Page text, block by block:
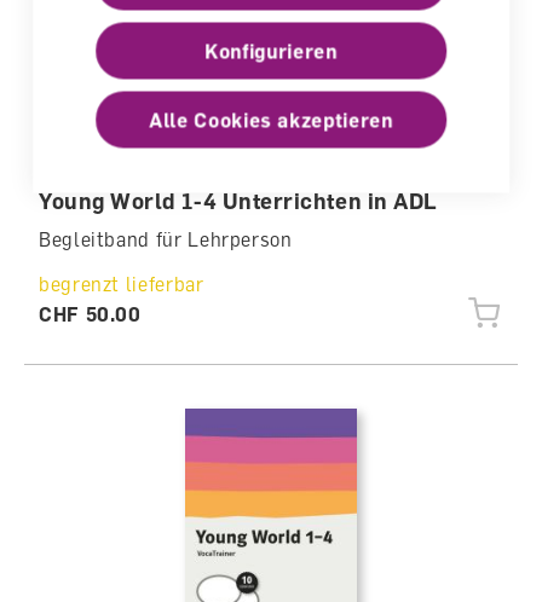
Young World 1-4 Unterrichten in ADL
Begleitband für Lehrperson
begrenzt lieferbar
CHF 50.00
Konfigurieren
Alle Cookies akzeptieren